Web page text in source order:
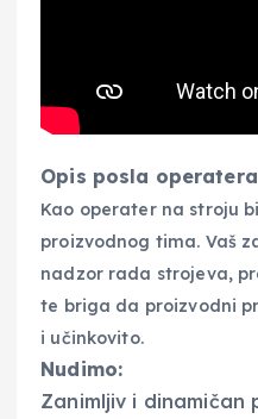
Opis posla
Kao operater na stroju
proizvodnog tima. Vaš
nadzor rada strojeva,
te briga da proizvodni
i učinkovito.
Nudimo:
Zanimljiv i dinamičan